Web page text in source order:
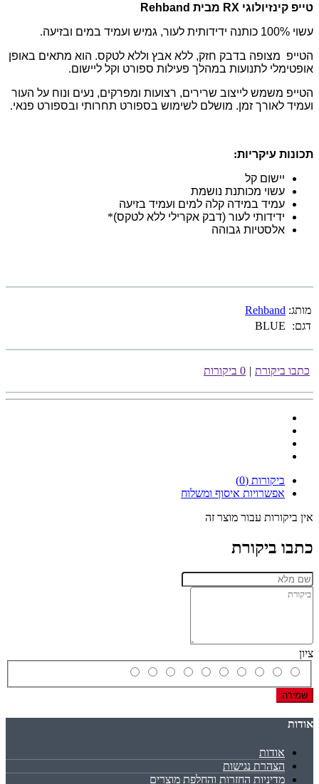
טייפ קינזיולוגי RX מבית Rehband
עשוי 100% כותנה ידידותית לעור, גמיש ועמיד במים ובזיעה
.
הטייפ מצופה בדבק חזק, ללא אבץ וללא לטקס. הוא מתאים באופן
אופטימלי לתנועות במהלך פעילות ספורט וקל ליישום.
הטייפ משמש לייצוב שרירים, רצועות ומפרקים, נעים ונוח על העור
ועמיד לאורך זמן. מושלם לשימוש בספורט תחרותי ובספורט פנאי.
תכונות עיקריות:
יישום קל
עשוי מכותנת נושמת
עמיד במידה קלה למים ועמיד בזיעה
ידידותי לעור (דבק אקרילי ללא לטקס)*
אלסטיות גבוהה
מותג: Rehband
דגם:
BLUE
כתבו ביקורת | 0 ביקורות
ביקורות (0)
אפשרויות איסוף ומשלוח
אין ביקורות עבור מוצר זה
כתבו ביקורת
ציון
שמירה
אודות
אודות
הצהרת נגישות
מדיניות החזרות והחלפת מוצרים